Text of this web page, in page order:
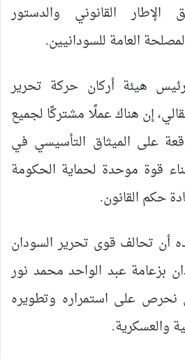
القانوني والدستور
العامة للسودانيين.
هيئة أركان حركة تحرير
إن هناك عملًا مشتركًا لجميع
على الميثاق التأسيسي في
قوة موحدة لحماية الحكومة
حكم القانون.
أن تحالف قوى تحرير السودان
بزعامة عبد الواحد محمد نور
نحرص على استمراره وتطويره
والعسكرية.